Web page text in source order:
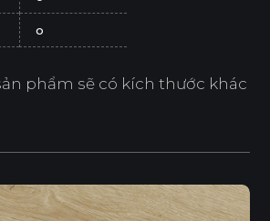
o
phẩm sẽ có kích thước khác